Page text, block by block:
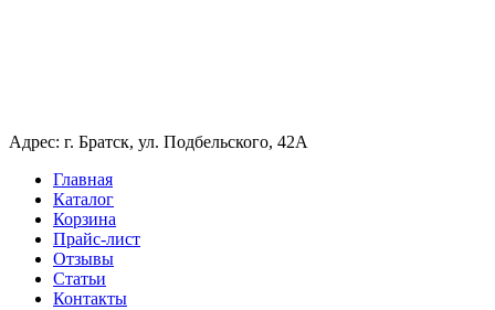
Адрес: г. Братск, ул. Подбельского, 42А
Главная
Каталог
Корзина
Прайс-лист
Отзывы
Статьи
Контакты